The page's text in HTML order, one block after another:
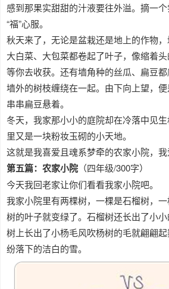
感到那果实甜甜的汁液要往外溢。摘一
“福”心服。
秋天来了，无论是盆栽还是地上的作物，
大白菜、大包菜都卷起了叶子，像缩着
等你去收获。还有墙角种的丝瓜、扁豆
墙外的树枝缠绕在一起。由下向上望，
串串扁豆悬着。
冬天，我家那小小的庭院却在冷落中见
里又是一块粉妆玉砌的小天地。
这就是我喜爱且魂系梦牵的农家小院，我
第五篇：农家小院 （四年级/300字）
今天我回老家让你们看看我家小院吧。
我家小院里有两棵树，一棵是石榴树，
树的叶子就变绿了。石榴树还长出了小
树上长出了小杨毛风吹杨树的毛就翩翩
纷落下的洁白的雪。